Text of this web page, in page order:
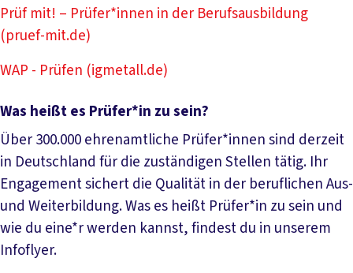
Prüf mit! – Prüfer*innen in der Berufsausbildung
(pruef-mit.de)
WAP - Prüfen (igmetall.de)
Was heißt es Prüfer*in zu sein?
Über 300.000 ehrenamtliche Prüfer*innen sind derzeit
in Deutschland für die zuständigen Stellen tätig. Ihr
Engagement sichert die Qualität in der beruflichen Aus-
und Weiterbildung. Was es heißt Prüfer*in zu sein und
wie du eine*r werden kannst, findest du in unserem
Infoflyer.